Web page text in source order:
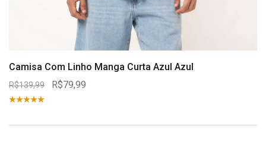
Camisa Com Linho Manga Curta Azul Azul
R$139,99 R$79,99